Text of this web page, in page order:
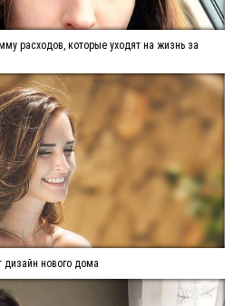
расходов, которые уходят на жизнь за
дизайн нового дома